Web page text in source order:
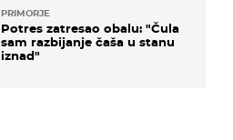
PRIMORJE
Potres zatresao obalu: "Čula
sam razbijanje čaša u stanu
iznad"